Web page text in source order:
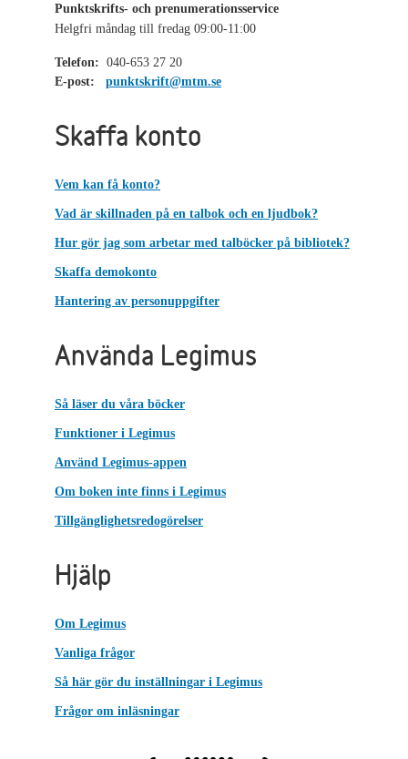
Punktskrifts- och prenumerationsservice
Helgfri måndag till fredag 09:00-11:00
Telefon: 040-653 27 20
E-post:
punktskrift@mtm.se
Skaffa konto
Vem kan få konto?
Vad är skillnaden på en talbok och en ljudbok?
Hur gör jag som arbetar med talböcker på bibliotek?
Skaffa demokonto
Hantering av personuppgifter
Använda Legimus
Så läser du våra böcker
Funktioner i Legimus
Använd Legimus-appen
Om boken inte finns i Legimus
Tillgänglighetsredogörelser
Hjälp
Om Legimus
Vanliga frågor
Så här gör du inställningar i Legimus
Frågor om inläsningar